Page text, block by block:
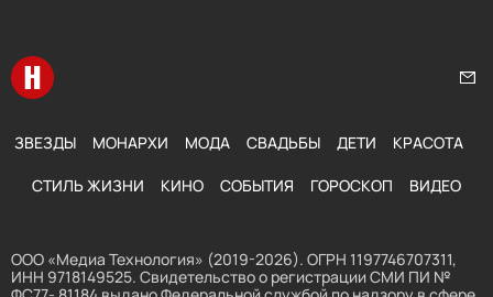
Перейти на главную
ЗВЕЗДЫ МОНАРХИ МОДА СВАДЬБЫ ДЕТИ КРАСОТА
СТИЛЬ ЖИЗНИ КИНО СОБЫТИЯ ГОРОСКОП ВИДЕО
ООО «Медиа Технология» (2019-2026). ОГРН 1197746707311,
ИНН 9718149525. Свидетельство о регистрации СМИ ПИ №